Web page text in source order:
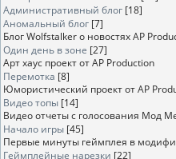
Административный блог [18]
Аномальный блог [7]
Блог Wolfstalker о новостях AP
Один день в зоне [27]
Арт хаус проект от AP Production
Перемотка [8]
Юмористический проект от AP
Видео топы [14]
Видео отчеты с голосования Мод
Начало игры [45]
Первые минуты геймплея в
Геймплейные нарезки [22]